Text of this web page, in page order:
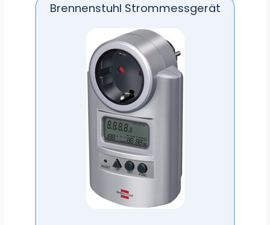
Brennenstuhl Strommessgerät